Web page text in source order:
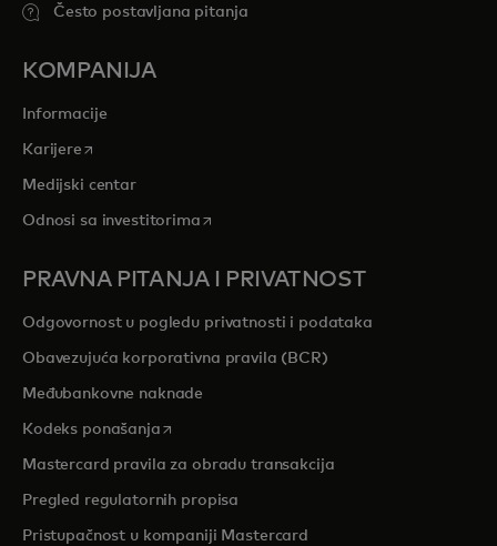
Često postavljana pitanja
KOMPANIJA
Informacije
Karijereopens in a new tab
Medijski centar
Odnosi sa investitorimaopens in a new tab
PRAVNA PITANJA I PRIVATNOST
Odgovornost u pogledu privatnosti i podataka
Obavezujuća korporativna pravila (BCR)
Međubankovne naknade
Kodeks ponašanjaopens in a new tab
Mastercard pravila za obradu transakcija
Pregled regulatornih propisa
Pristupačnost u kompaniji Mastercard